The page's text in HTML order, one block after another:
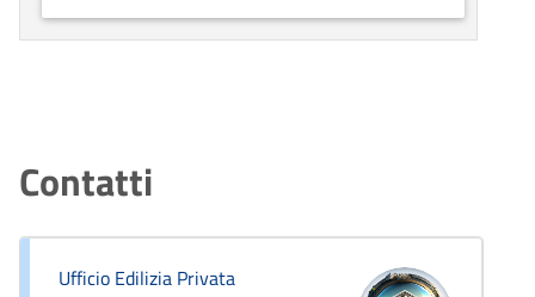
Contatti
Ufficio Edilizia Privata